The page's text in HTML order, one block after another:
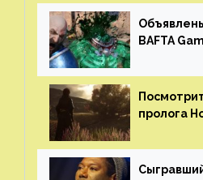
BAFTA
получила
пролога